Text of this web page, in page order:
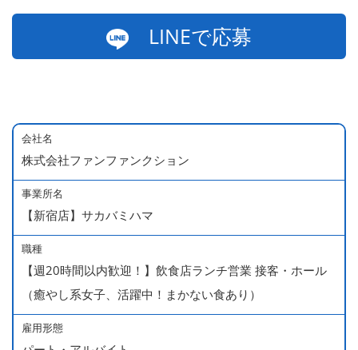
LINEで応募
会社名
株式会社ファンファンクション
事業所名
【新宿店】サカバミハマ
職種
【週20時間以内歓迎！】飲食店ランチ営業 接客・ホール
（癒やし系女子、活躍中！まかない食あり）
雇用形態